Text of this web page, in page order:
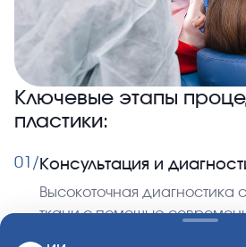
Ключевые этапы
пластики:
01/ Консультация и
Высокоточная диагностика
ткани с помощью